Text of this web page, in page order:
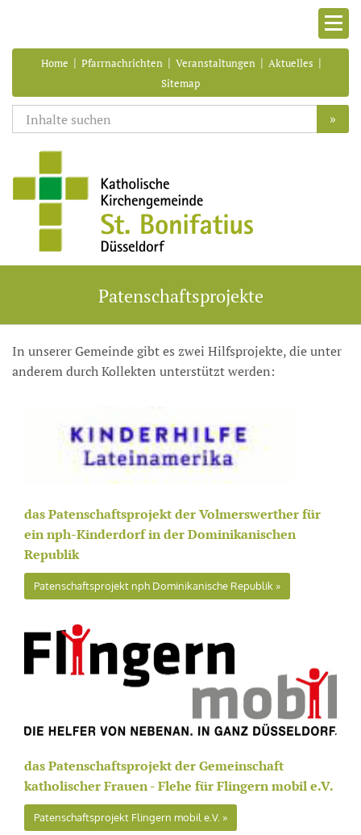
Home | Pfarrnachrichten | Veranstaltungen | Aktuelles |
Sitemap
»
Patenschaftsprojekte
In unserer Gemeinde gibt es zwei Hilfsprojekte, die unter
anderem durch Kollekten unterstützt werden:
das Patenschaftsprojekt der Volmerswerther für
ein nph-Kinderdorf in der Dominikanischen
Republik
Patenschaftsprojekt nph Dominikanische Republik
das Patenschaftsprojekt der Gemeinschaft
katholischer Frauen - Flehe für Flingern mobil e.V.
Patenschaftsprojekt Flingern mobil e.V.